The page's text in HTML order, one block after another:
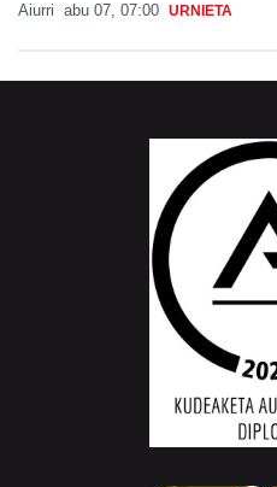
Aiurri abu 07, 07:00 URNIETA